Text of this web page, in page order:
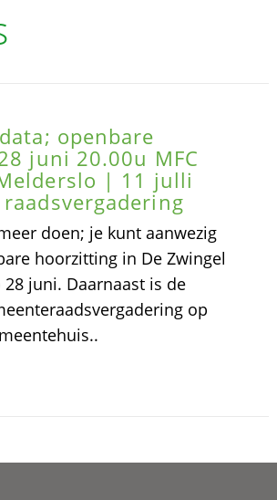
openbare
juni 20.00u MFC
| 11 julli
doen; je kunt aanwezig
hoorzitting in De Zwingel
juni. Daarnaast is de
op